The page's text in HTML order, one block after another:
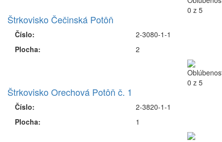
Štrkovisko Čečinská Potôň
Číslo:
Plocha:
2-3080-1-1
2
Štrkovisko Orechová Potôň č. 1
Číslo:
Plocha:
2-3820-1-1
1